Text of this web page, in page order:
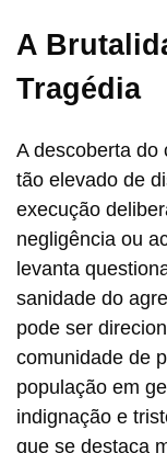
A
Tragédia
A descoberta do
tão elevado de
execução
negligência ou
levanta
sanidade do
pode ser
comunidade de
população em
indignação e
que se destaca